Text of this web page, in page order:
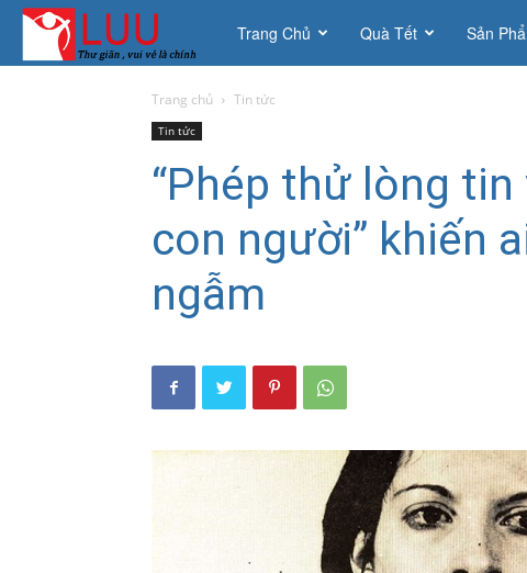
Thích
là
Lưu
Trang Chủ Quà Tết Sản
Trang chủ Tin tức
Tin tức
“Phép thử lòng
con người” khiến
ngẫm